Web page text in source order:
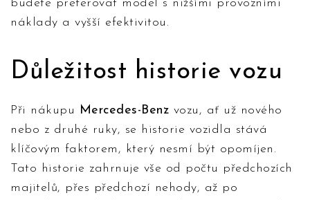
budete preferovat model s nižšími provozními
náklady a vyšší efektivitou.
Důležitost historie vozu
Při nákupu Mercedes-Benz vozu, ať už nového
nebo z druhé ruky, se historie vozidla stává
klíčovým faktorem, který nesmí být opomíjen.
Tato historie zahrnuje vše od počtu předchozích
majitelů, přes předchozí nehody, až po